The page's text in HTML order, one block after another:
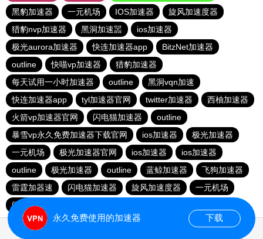
黑豹加速器
一元机场 IOS加速器
旋风加速度器
猎豹nvp加速器
黑洞加速噐
ios加速器
极光aurora加速器
快连加速器app
BitzNet加速器
outline
快喵vp加速器
猎豹加速器
每天试用一小时加速器
outline
黑洞vqn加速
快连加速器app
tyl加速器官网 twitter加速器
西柚加速器
火箭vp加速器官网
闪电猫加速器
outline
暴雪vp永久免费加速器下载官网
ios加速器
极光加速器
一元机场
极光加速器官网 ios加速器
ios加速器
outline
极光加速器 outline 蓝鲸加速器
飞狗加速器
雷霆加器速
闪电猫加速器 旋风加速度器
一元机场
闪电猫加速器
永久免费使用的加速器 下载